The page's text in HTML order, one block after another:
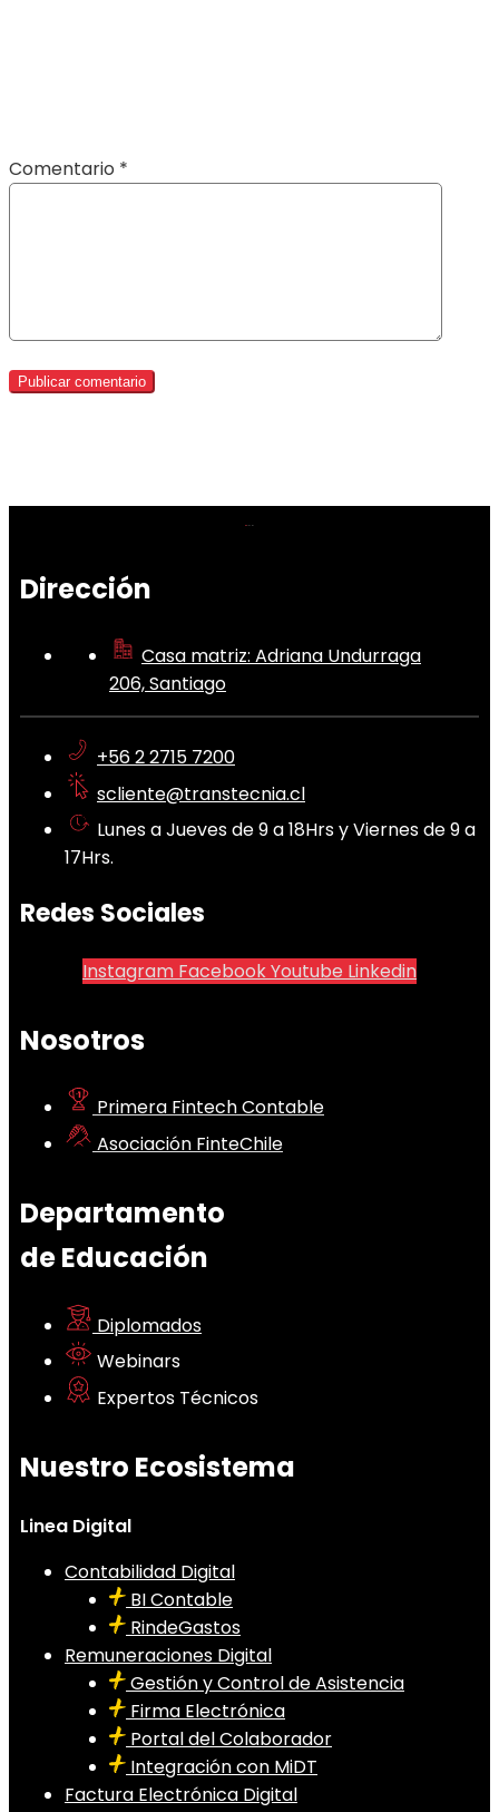
Comentario *
Dirección
Casa matriz: Adriana Undurraga
206, Santiago
+56 2 2715 7200
scliente@transtecnia.cl
Lunes a Jueves de 9 a 18Hrs y Viernes de 9 a
17Hrs.
Redes Sociales
Instagram FacebookYoutube Linkedin
Nosotros
Primera Fintech Contable
Asociación FinteChile
Departamento
de Educación
Diplomados
Webinars
Expertos Técnicos
Nuestro Ecosistema
Linea Digital
Contabilidad Digital
BI Contable
RindeGastos
Remuneraciones Digital
Gestión y Control de Asistencia
Firma Electrónica
Portal del Colaborador
Integración con MiDT
Factura Electrónica Digital